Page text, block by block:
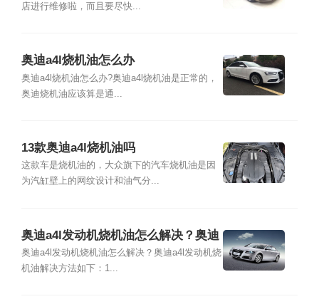
店进行维修啦，而且要尽快...
奥迪a4l烧机油怎么办
奥迪a4l烧机油怎么办?奥迪a4l烧机油是正常的，
奥迪烧机油应该算是通...
13款奥迪a4l烧机油吗
这款车是烧机油的，大众旗下的汽车烧机油是因
为汽缸壁上的网纹设计和油气分...
奥迪a4l发动机烧机油怎么解决？奥迪
a4l发动机烧机油解决方法
奥迪a4l发动机烧机油怎么解决？奥迪a4l发动机烧
机油解决方法如下：1...